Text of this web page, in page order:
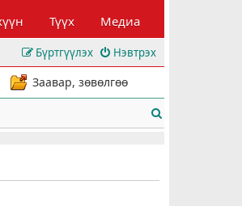
Түүх Медиа
Нэвтрэх
Бүртгүүлэх
Заавар, зөвөлгөө